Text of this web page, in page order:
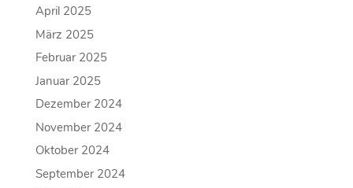
April 2025
März 2025
Februar 2025
Januar 2025
Dezember 2024
November 2024
Oktober 2024
September 2024